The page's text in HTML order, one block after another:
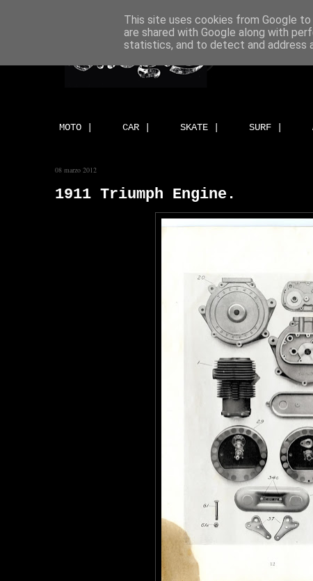
MOTO | CAR | SKATE | SURF |
08 marzo 2012
1911 Triumph Engine.
This site uses cookies from Google
are shared with Google along with
statistics, and to detect and address